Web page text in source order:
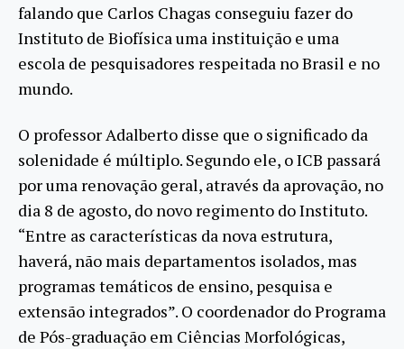
falando que Carlos Chagas conseguiu fazer do
Instituto de Biofísica uma instituição e uma
escola de pesquisadores respeitada no Brasil e no
mundo.
O professor Adalberto disse que o significado da
solenidade é múltiplo. Segundo ele, o ICB passará
por uma renovação geral, através da aprovação, no
dia 8 de agosto, do novo regimento do Instituto.
“Entre as características da nova estrutura,
haverá, não mais departamentos isolados, mas
programas temáticos de ensino, pesquisa e
extensão integrados”. O coordenador do Programa
de Pós-graduação em Ciências Morfológicas,